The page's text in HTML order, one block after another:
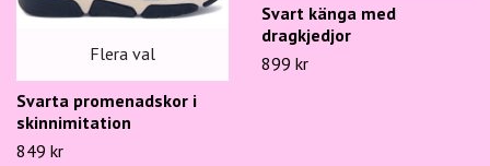
Flera val
Svarta promenadskor i
skinnimitation
849 kr
Svart känga med
dragkjedjor
899 kr